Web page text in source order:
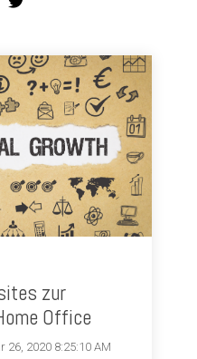
zur
Office
26, 2020 8:25:10 AM